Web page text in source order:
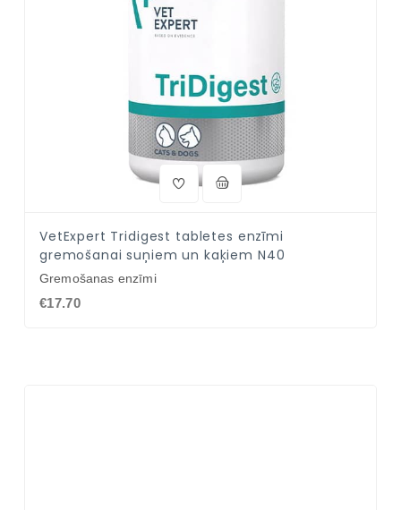
VetExpert Tridigest tabletes enzīmi
gremošanai suņiem un kaķiem N40
Gremošanas enzīmi
€17.70